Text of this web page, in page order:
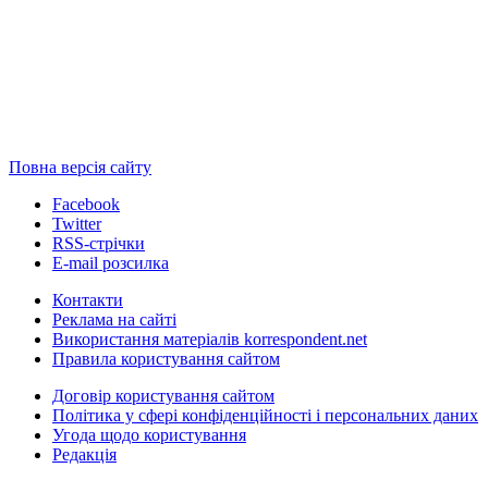
Повна версія сайту
Facebook
Twitter
RSS-стрічки
E-mail розсилка
Контакти
Реклама на сайті
Використання матеріалів korrespondent.net
Правила користування сайтом
Договір користування сайтом
Політика у сфері конфіденційності і персональних даних
Угода щодо користування
Редакція